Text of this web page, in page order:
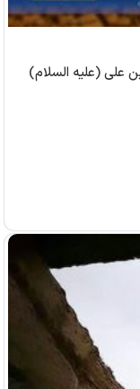
علی (علیه السلام)